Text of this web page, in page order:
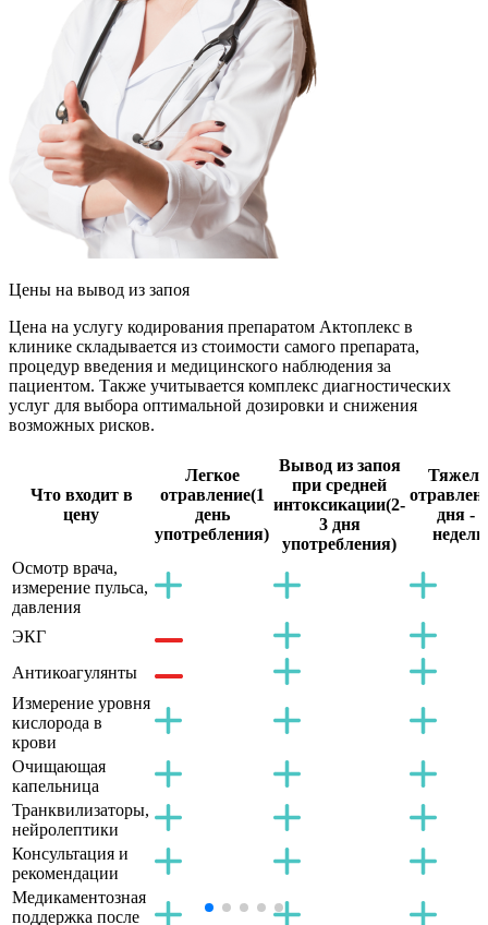
Цены на вывод из запоя
Цена на услугу кодирования препаратом Актоплекс в
клинике складывается из стоимости самого препарата,
процедур введения и медицинского наблюдения за
пациентом. Также учитывается комплекс диагностических
услуг для выбора оптимальной дозировки и снижения
возможных рисков.
Что входит в
цену
Легкое
отравление(1
день
употребления)
Вывод из запоя
при средней
интоксикации(2-
3 дня
употребления)
дня - 2
Осмотр врача,
измерение пульса,
давления
ЭКГ
Антикоагулянты
Измерение уровня
кислорода в
крови
Очищающая
капельница
Транквилизаторы,
нейролептики
Консультация и
рекомендации
Медикаментозная
поддержка после